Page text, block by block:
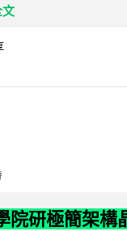
院研極簡架構